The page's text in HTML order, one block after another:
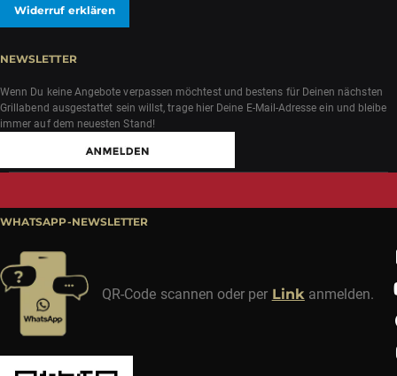
Widerruf erklären
NEWSLETTER
Wenn Du keine Angebote verpassen möchtest und bestens für Deinen nächsten
Grillabend ausgestattet sein willst, trage hier Deine E-Mail-Adresse ein und bleibe
immer auf dem neuesten Stand!
WHATSAPP-NEWSLETTER
QR-Code scannen oder per Link anmelden.